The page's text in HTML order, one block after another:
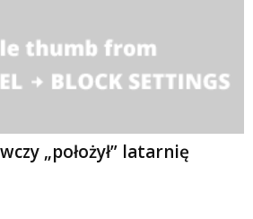
„położył” latarnię